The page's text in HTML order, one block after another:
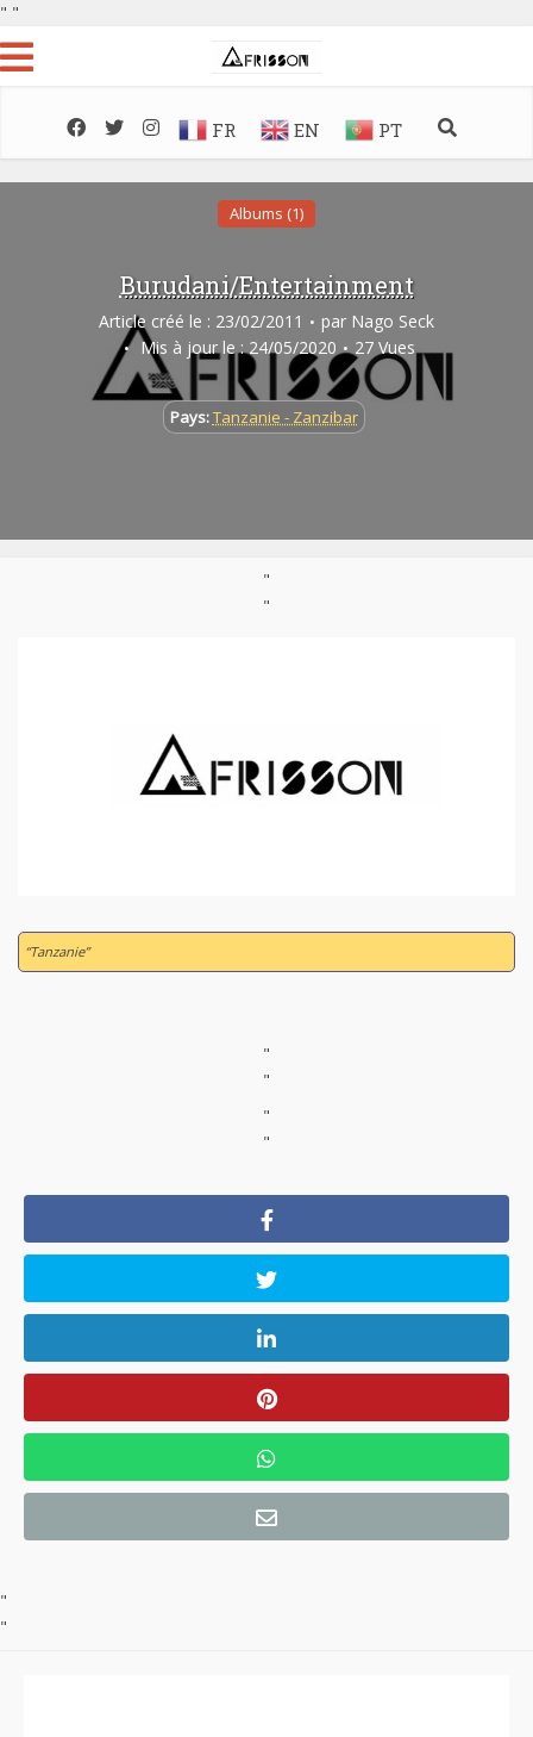
" "
FR EN PT
Albums (1)
Burudani/Entertainment
Article créé le : 23/02/2011 par Nago Seck
Mis à jour le : 24/05/2020
27 Vues
Pays:Tanzanie - Zanzibar
"
"
“Tanzanie”
"
"
"
"
"
"